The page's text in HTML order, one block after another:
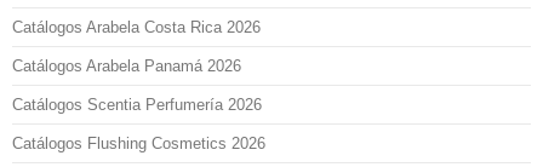
Catálogos Arabela Costa Rica 2026
Catálogos Arabela Panamá 2026
Catálogos Scentia Perfumería 2026
Catálogos Flushing Cosmetics 2026